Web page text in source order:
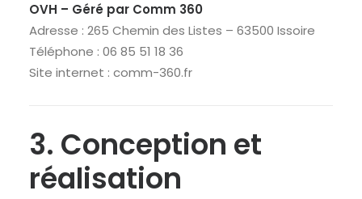
OVH – Géré par Comm 360
Adresse : 265 Chemin des Listes – 63500 Issoire
Téléphone : 06 85 51 18 36
Site internet : comm-360.fr
3. Conception et
réalisation